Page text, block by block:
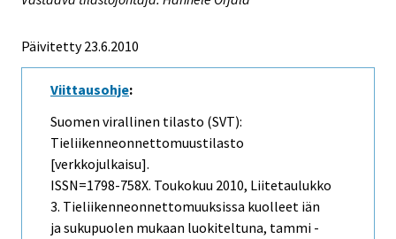
Päivitetty 23.6.2010
Viittausohje:
Suomen virallinen tilasto (SVT):
Tieliikenneonnettomuustilasto
[verkkojulkaisu].
ISSN=1798-758X. Toukokuu 2010, Liitetaulukko
3. Tieliikenneonnettomuuksissa kuolleet iän
ja sukupuolen mukaan luokiteltuna, tammi -